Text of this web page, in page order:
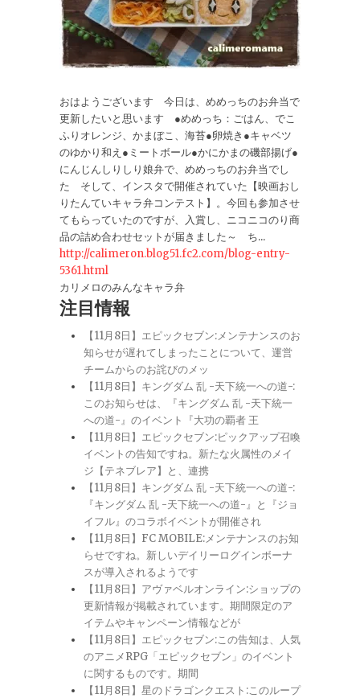
おはようございます 今日は、めめっちのお弁当で
更新したいと思います ●めめっち：ごはん、でこ
ふりオレンジ、かまぼこ、海苔●卵焼き●キャベツ
のゆかり和え●ミートボール●かにかまの磯部揚げ●
にんじんしりしり娘弁で、めめっちのお弁当でし
た そして、インスタで開催されていた【映画おし
りたんていキャラ弁コンテスト】。今回も参加させ
てもらっていたのですが、入賞し、ニコニコのり商
品の詰め合わせセットが届きました～ ち...
http://calimeron.blog51.fc2.com/blog-entry-
5361.html
カリメロのみんなキャラ弁
注目情報
【11月8日】エピックセブン:メンテナンスのお
知らせが遅れてしまったことについて、運営
チームからのお詫びのメッ
【11月8日】キングダム 乱 -天下統一への道-:
このお知らせは、『キングダム 乱 -天下統一
への道-』のイベント『大功の覇者 王
【11月8日】エピックセブン:ピックアップ召喚
イベントの告知ですね。新たな火属性のメイ
ジ【テネブレア】と、連携
【11月8日】キングダム 乱 -天下統一への道-:
『キングダム 乱 -天下統一への道-』と『ジョ
イフル』のコラボイベントが開催され
【11月8日】FC MOBILE:メンテナンスのお知
らせですね。新しいデイリーログインボーナ
スが導入されるようです
【11月8日】アヴァベルオンライン:ショップの
更新情報が掲載されています。期間限定のア
イテムやキャンペーン情報などが
【11月8日】エピックセブン:この告知は、人気
のアニメRPG「エピックセブン」のイベント
に関するものです。期間
【11月8日】星のドラゴンクエスト:このループ